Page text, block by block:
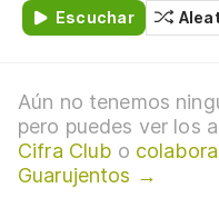
Escuchar
Aún no tenemos
pero puedes ver los
Cifra Club o
Guarujentos →